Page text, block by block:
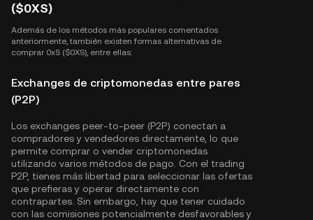
($0XS)
Además de los métodos más populares comentados
anteriormente, también existen formas alternativas de
comprar 0xS ($0XS), entre ellas:
Exchanges de criptomonedas entre pares
(P2P)
Los exchanges peer-to-peer (P2P) conectan a
compradores y vendedores directamente, lo que
permite comprar o vender criptomonedas
utilizando varios métodos de pago. Con el trading
P2P, tienes más libertad para seleccionar las ofertas
que prefieras y operar directamente con
contrapartes. Sin embargo, hay que tener cuidado
con las comisiones potencialmente desfavorables y